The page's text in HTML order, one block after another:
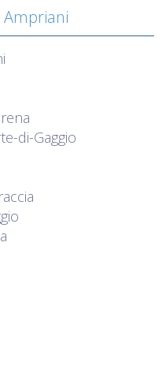
Ampriani
di-Gaggio